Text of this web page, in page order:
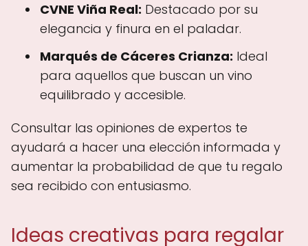
CVNE Viña Real: Destacado por su
elegancia y finura en el paladar.
Marqués de Cáceres Crianza: Ideal
para aquellos que buscan un vino
equilibrado y accesible.
Consultar las opiniones de expertos te
ayudará a hacer una elección informada y
aumentar la probabilidad de que tu regalo
sea recibido con entusiasmo.
Ideas creativas para regalar